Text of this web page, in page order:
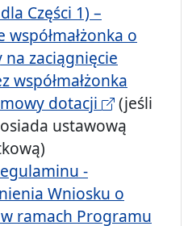
Części 1) –
współmałżonka o
zaciągnięcie
współmałżonka
dotacji
(jeśli
ustawową
-
Wniosku o
ramach Programu